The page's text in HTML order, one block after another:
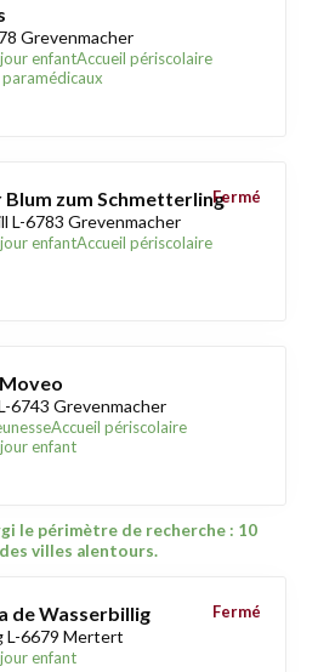
Grevenmacher
enfantAccueil périscolaire
Blum zum Schmetterling
L-6783 Grevenmacher
enfantAccueil périscolaire
Fermé
6743 Grevenmacher
Accueil périscolaire
enfant
le périmètre de recherche : 10
villes alentours.
de Wasserbillig
L-6679 Mertert
enfant
Fermé